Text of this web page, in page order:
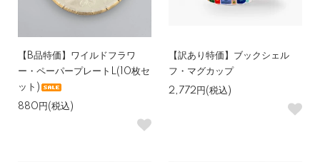
【B品特価】ワイルドフラワ
ー・ペーパープレートL(10枚セ
ット)
880円(税込)
【訳あり特価】ブックシェル
フ・マグカップ
2,772円(税込)